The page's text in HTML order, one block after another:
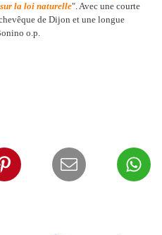
la loi naturelle". Avec une courte
de Dijon et une longue
o.p.